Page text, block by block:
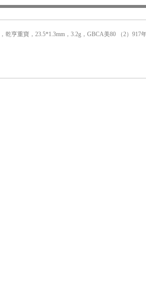
乾亨重寶，23.5*1.3mm，3.2g，GBCA美80 （2）